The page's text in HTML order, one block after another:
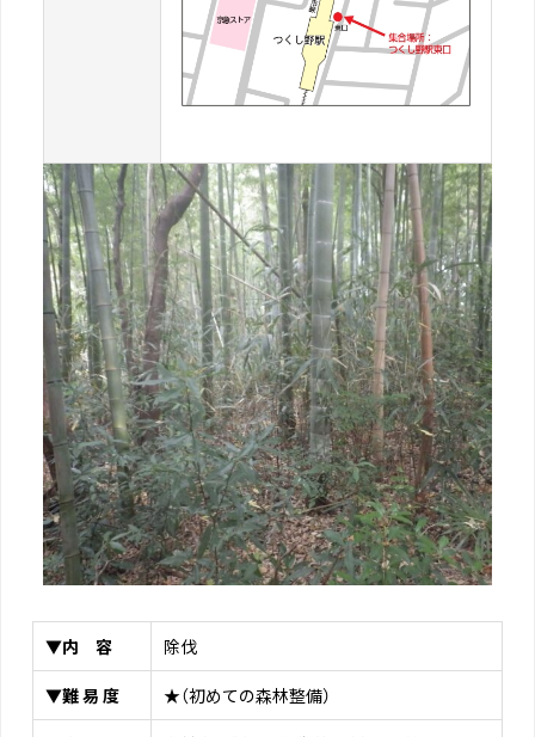
▼内 容 除伐
▼難 易 度 ★（初めての森林整備）